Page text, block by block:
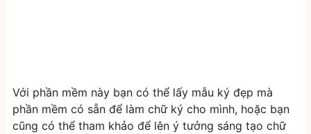
Với phần mềm này bạn có thể lấy mẫu ký đẹp mà
phần mềm có sẵn để làm chữ ký cho mình, hoặc bạn
cũng có thể tham khảo để lên ý tưởng sáng tạo chữ